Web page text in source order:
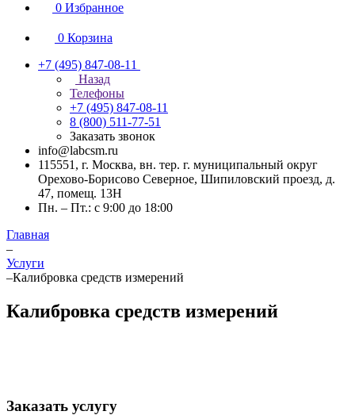
0 Избранное
0 Корзина
+7 (495) 847-08-11
Назад
Телефоны
+7 (495) 847-08-11
8 (800) 511-77-51
Заказать звонок
info@labcsm.ru
115551, г. Москва, вн. тер. г. муниципальный округ
Орехово-Борисово Северное, Шипиловский проезд, д.
47, помещ. 13Н
Пн. – Пт.: с 9:00 до 18:00
Главная
–
Услуги
–Калибровка средств измерений
Калибровка средств измерений
Заказать услугу